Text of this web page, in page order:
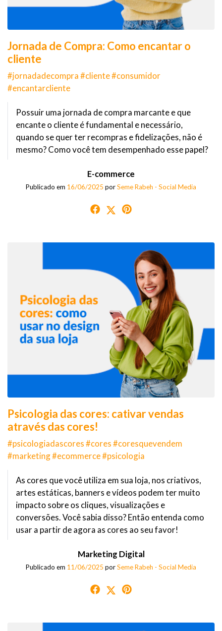
Jornada de Compra: Como encantar o
cliente
#jornadadecompra #cliente #consumidor
#encantarcliente
Possuir uma jornada de compra marcante e que
encante o cliente é fundamental e necessário,
quando se quer ter recompras e fidelizações, não é
mesmo? Como você tem desempenhado esse papel?
E-commerce
Publicado em 16/06/2025 porSeme Rabeh - Social Media
Psicologia das cores: cativar vendas
através das cores!
#psicologiadascores #cores #coresquevendem
#marketing #ecommerce #psicologia
As cores que você utiliza em sua loja, nos criativos,
artes estáticas, banners e vídeos podem ter muito
impacto sobre os cliques, visualizações e
conversões. Você sabia disso? Então entenda como
usar a partir de agora as cores ao seu favor!
Marketing Digital
Publicado em 11/06/2025 porSeme Rabeh - Social Media